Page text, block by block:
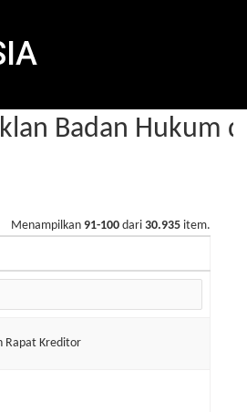
Badan Hukum
Menampilkan 91-100 dari 30.935 item.
Rapat Kreditor